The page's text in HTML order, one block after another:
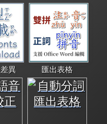
異 匯出表格